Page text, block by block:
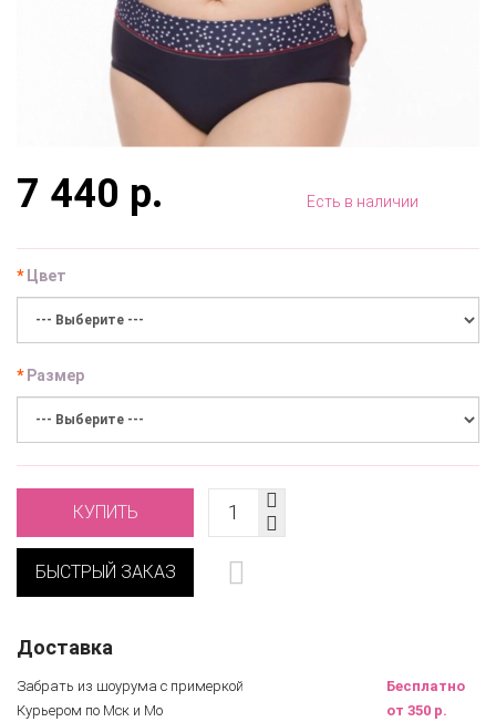
7 440 р. Есть в наличии
Цвет
Размер
КУПИТЬ
БЫСТРЫЙ ЗАКАЗ
Доставка
Забрать из шоурума с примеркой
Бесплатно
Курьером по Мск и Мо
от 350 р.